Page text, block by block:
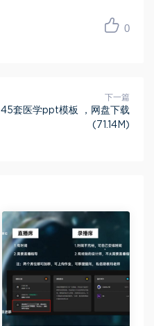
0
下一篇
45套医学ppt模板 ，网盘下载
(71.14M)